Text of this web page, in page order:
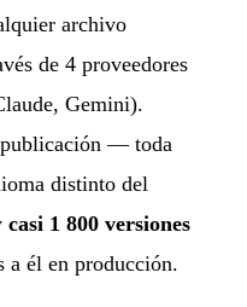
archivo
de 4 proveedores
Gemini).
publicación — toda
distinto del
casi 1 800 versiones
a él en producción.